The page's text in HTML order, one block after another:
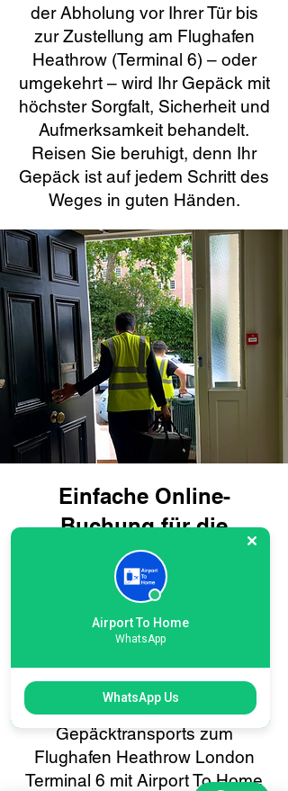
der Abholung vor Ihrer Tür bis
zur Zustellung am Flughafen
Heathrow (Terminal 6) – oder
umgekehrt – wird Ihr Gepäck mit
höchster Sorgfalt, Sicherheit und
Aufmerksamkeit behandelt.
Reisen Sie beruhigt, denn Ihr
Gepäck ist auf jedem Schritt des
Weges in guten Händen.
Einfache Online-
Buchung für die
Gepäcklieferung am
Flughafen Heathrow
London Terminal 6:
Reisen Sie intelligenter,
nicht schwieriger
Die Buchung Ihres
Gepäcktransports zum
Flughafen Heathrow London
Terminal 6 mit Airport To Home
Airport To Home
WhatsApp
WhatsApp Us